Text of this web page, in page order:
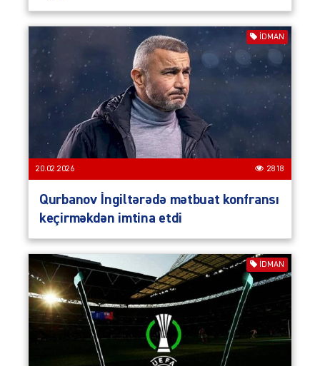
İDMAN
20.02.2026 2818
Qurbanov İngiltərədə mətbuat konfransı
keçirməkdən imtina etdi
İDMAN